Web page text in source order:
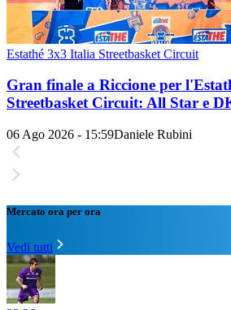
Estathé 3x3 Italia Streetbasket Circuit
Gran finale a Riccione per
Streetbasket Circuit: All Star e
06 Ago 2026 - 15:59Daniele Rubini
Mercato ora per ora
Vedi tutti